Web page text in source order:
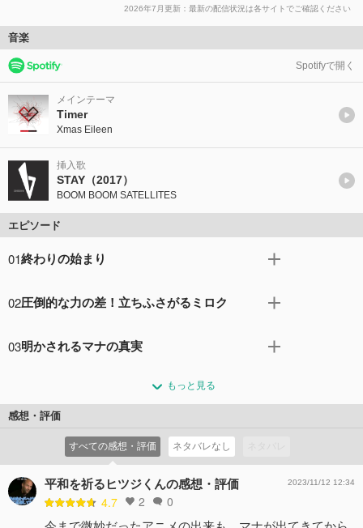
2026年7月更新：最新の配信状況は各サイトでご確認ください
音楽
Spotifyで開く
メインテーマ
Timer
Xmas Eileen
挿入歌
STAY（2017）
BOOM BOOM SATELLITES
エピソード
01終わりの始まり
スが恐ろしい未来を予言する。 彼女がこぼした言葉に、一
け、新たなプロジェクトを発表する。 世界に動揺が走る
て、事態を静観していたミロクがとった行動とは――。
02圧倒的な力の差！立ちふさがるミロク
がこのまま融合し続けると、宇宙全体の終焉が訪れるとい
レンたちは強く反発する。 彼女の計画を止めるため、戦い
を挑むが……！
コメント0件
03明かされるマナの真実
倒れてしまう。 病院で手当を受けるレンたちを前に、いつ
も通りに振る舞うマナだったが、ミロクの言葉を受けて、
ワルプルギスを前に、彼女が下した決断とは――。
コメント0件拍手0回
もっと見る
感想・評価
すべての感想・評価 ネタバレなし
平和を祈るヒツジくんの感想・評価
4.7 2 0
2023/11/12 12:34